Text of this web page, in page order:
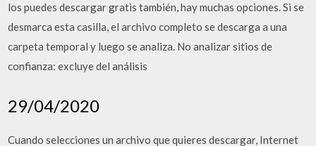
los puedes descargar gratis también, hay muchas opciones. Si se
desmarca esta casilla, el archivo completo se descarga a una
carpeta temporal y luego se analiza. No analizar sitios de
confianza: excluye del análisis
29/04/2020
Cuando selecciones un archivo que quieres descargar, Internet